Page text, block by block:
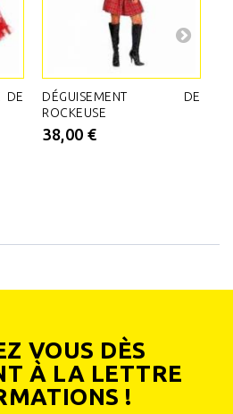
DE
DÉGUISEMENT DE
ROCKEUSE
38,00 €
VOUS DÈS
À LA LETTRE
!